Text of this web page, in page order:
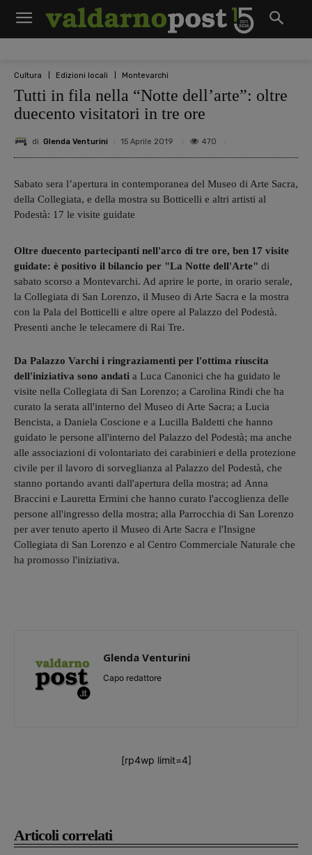
Cultura Edizioni locali Montevarchi
Tutti in fila nella “Notte dell’arte”: oltre
duecento visitatori in tre ore
di Glenda Venturini 15 Aprile 2019 470
Articoli correlati
Sabato sera l’apertura in contemporanea del Museo di Arte Sacra,
della Collegiata, e della mostra su Botticelli e altri artisti al
Podestà: 17 le visite guidate
Oltre duecento partecipanti nell'arco di tre ore, ben 17 visite
guidate: è positivo il bilancio per "La Notte dell'Arte" di
sabato scorso a Montevarchi. Ad aprire le porte, in orario serale,
la Collegiata di San Lorenzo, il Museo di Arte Sacra e la mostra
con la Pala del Botticelli e altre opere al Palazzo del Podestà.
Presenti anche le telecamere di Rai Tre.
Da Palazzo Varchi i ringraziamenti per l'ottima riuscita
dell'iniziativa sono andati a Luca Canonici che ha guidato le
visite nella Collegiata di San Lorenzo; a Carolina Rindi che ha
curato la serata all'interno del Museo di Arte Sacra; a Lucia
Bencista, a Daniela Coscione e a Lucilla Baldetti che hanno
guidato le persone all'interno del Palazzo del Podestà; ma anche
alle associazioni di volontariato dei carabinieri e della protezione
civile per il lavoro di sorveglianza al Palazzo del Podestà, che
stanno portando avanti dall'apertura della mostra; ad Anna
Braccini e Lauretta Ermini che hanno curato l'accoglienza delle
persone all'ingresso della mostra; alla Parrocchia di San Lorenzo
per aver tenuto aperto il Museo di Arte Sacra e l'Insigne
Collegiata di San Lorenzo e al Centro Commerciale Naturale che
ha promosso l'iniziativa.
Glenda Venturini
Capo redattore
[rp4wp limit=4]